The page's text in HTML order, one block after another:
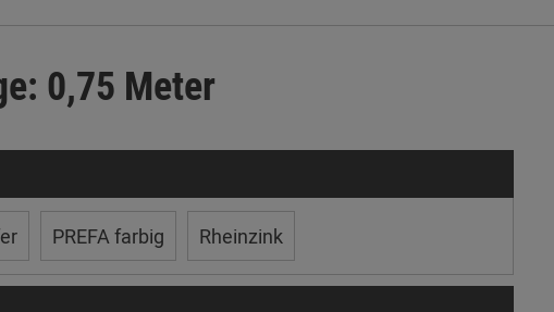
0,75 Meter
PREFA farbig Rheinzink